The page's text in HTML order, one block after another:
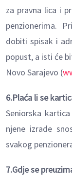
za pravna lica i
penzionerima.
dobiti spisak i
popust, a isti će
Novo Sarajevo (
6.Plaća li se
Seniorska
njene izrade
svakog
7.Gdje se